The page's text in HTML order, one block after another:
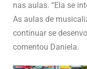
nas aulas. “Ela se
As aulas de
continuar se
comentou Daniela.